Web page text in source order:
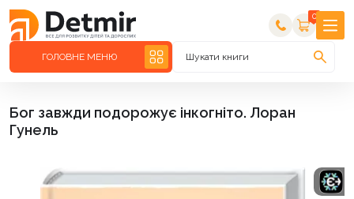
0
ГОЛОВНЕ МЕНЮ Шукати книги
Бог завжди подорожує інкогніто. Лоран
Гунель